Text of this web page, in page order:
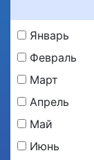
Январь
Февраль
Март
Апрель
Май
Июнь